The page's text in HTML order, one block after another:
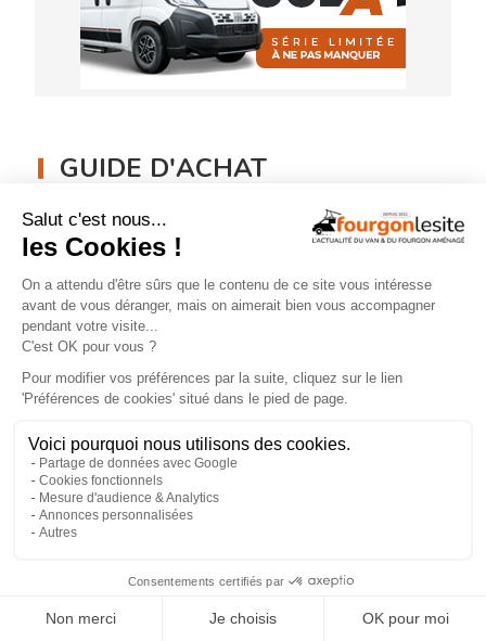
GUIDE D'ACHAT
Choisir une tente de toit : quels critères
retenir ?